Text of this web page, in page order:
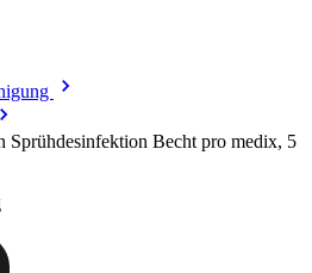
Sprühdesinfektion Becht pro medix, 5